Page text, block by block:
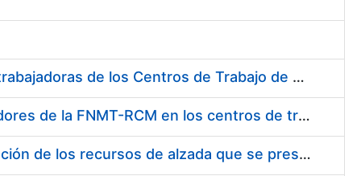
Suministro de Protectores Auditivos a medida para las personas trabajadoras de los Centros de Trabajo de Madrid y Burgos
Suministro de gafas graduadas antiproyecciones para los trabajadores de la FNMT-RCM en los centros de trabajo de Madrid y Burgos
Servicios de una empresa externa para el asesoramiento y resolución de los recursos de alzada que se presentan relacionados con procesos de selección para la FNMT-RCM